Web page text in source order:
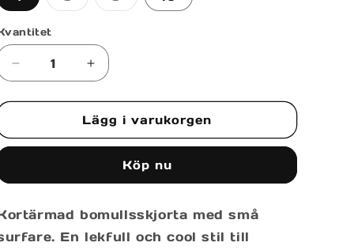
är
tillgänglig
är
Minska
för
HAWAIIAN
SHIRT
Öka
för
HAWAIIAN
SHIRT
ROLLS
Lägg i varukorgen
Köp nu
bomullsskjorta med små
En lekfull och cool stil till